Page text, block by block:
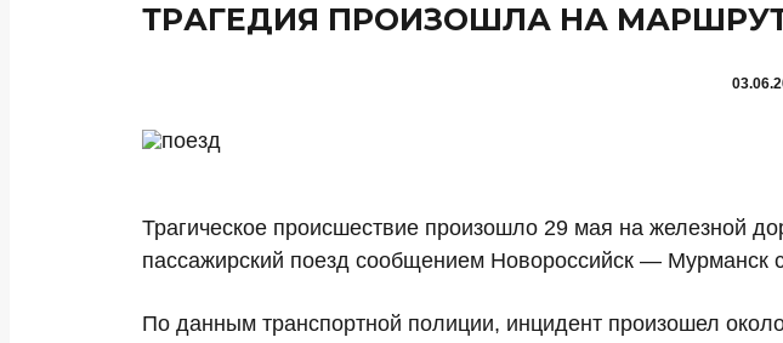
ТРАГЕДИЯ ПРОИЗОШЛА НА
Трагическое происшествие произошло 29 мая на железной
пассажирский поезд сообщением Новороссийск — Мурманск
По данным транспортной полиции, инцидент произошел